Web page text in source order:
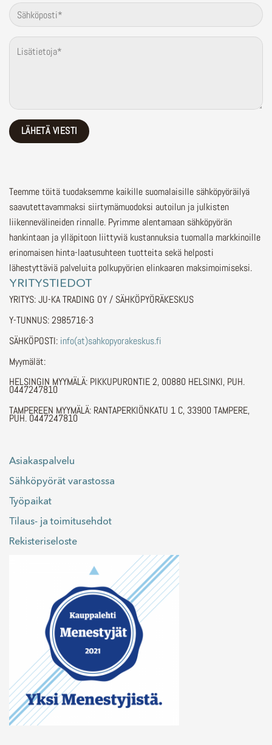
Teemme töitä tuodaksemme kaikille suomalaisille sähköpyöräilyä
saavutettavammaksi siirtymämuodoksi autoilun ja julkisten
liikennevälineiden rinnalle. Pyrimme alentamaan sähköpyörän
hankintaan ja ylläpitoon liittyviä kustannuksia tuomalla markkinoille
erinomaisen hinta-laatusuhteen tuotteita sekä helposti
lähestyttäviä palveluita polkupyörien elinkaaren maksimoimiseksi.
YRITYSTIEDOT
YRITYS: JU-KA TRADING OY / SÄHKÖPYÖRÄKESKUS
Y-TUNNUS: 2985716-3
SÄHKÖPOSTI: info(at)sahkopyorakeskus.fi
Myymälät:
HELSINGIN MYYMÄLÄ: PIKKUPURONTIE 2, 00880 HELSINKI, PUH.
0447247810
TAMPEREEN MYYMÄLÄ: RANTAPERKIÖNKATU 1 C, 33900 TAMPERE,
PUH. 0447247810
Asiakaspalvelu
Sähköpyörät varastossa
Työpaikat
Tilaus- ja toimitusehdot
Rekisteriseloste